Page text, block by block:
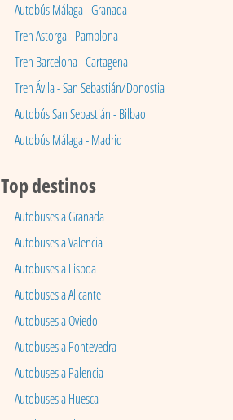
Autobús Málaga - Granada
Tren Astorga - Pamplona
Tren Barcelona - Cartagena
Tren Ávila - San Sebastián/Donostia
Autobús San Sebastián - Bilbao
Autobús Málaga - Madrid
Top destinos
Autobuses a Granada
Autobuses a Valencia
Autobuses a Lisboa
Autobuses a Alicante
Autobuses a Oviedo
Autobuses a Pontevedra
Autobuses a Palencia
Autobuses a Huesca